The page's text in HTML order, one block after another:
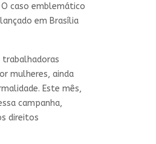
caso emblemático
em Brasília
trabalhadoras
mulheres, ainda
Este mês,
campanha,
direitos